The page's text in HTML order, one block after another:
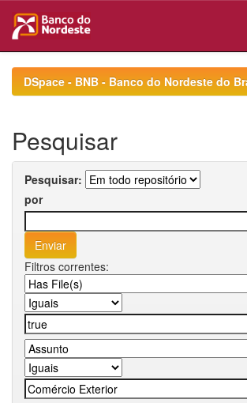
navigationDSpace - BNB - Banco do Nordeste do
Pesquisar
Pesquisar:
por
Filtros correntes: